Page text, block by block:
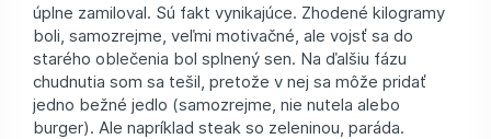
úplne zamiloval. Sú fakt vynikajúce. Zhodené kilogramy
boli, samozrejme, veľmi motivačné, ale vojsť sa do
starého oblečenia bol splnený sen. Na ďalšiu fázu
chudnutia som sa tešil, pretože v nej sa môže pridať
jedno bežné jedlo (samozrejme, nie nutela alebo
burger). Ale napríklad steak so zeleninou, paráda.